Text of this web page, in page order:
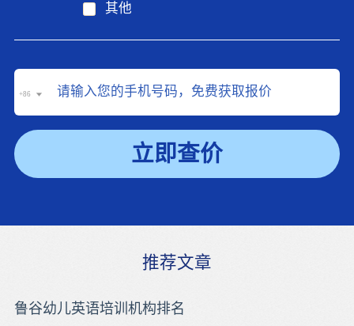
其他
+86
立即查价
推荐文章
鲁谷幼儿英语培训机构排名